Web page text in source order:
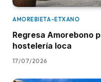
AMOREBIETA-ETXANO
Regresa Amorebono
hostelería loca
17/07/2026